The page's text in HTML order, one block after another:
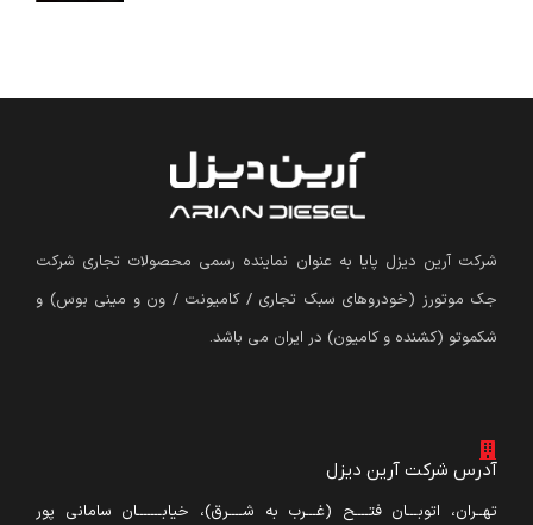
شرکت آرین دیزل پایا به عنوان نماینده رسمی محصولات تجاری شرکت
جک موتورز (خودروهای سبک تجاری / کامیونت / ون و مینی بوس) و
شکموتو (کشنده و کامیون) در ایران می باشد.
آدرس شرکت آرین دیزل
تهــران، اتوبـــان فتــــح (غـــرب به شــــرق)، خیابـــــــان سامانی پور